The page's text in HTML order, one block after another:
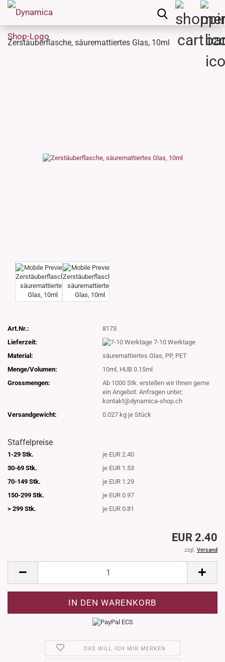
Zerstäuberflasche, säuremattiertes Glas, 10ml
Art.Nr.:
8173
Lieferzeit:
7-10 Werktage
Material:
säuremattiertes Glas, PP, PET
Menge/Volumen:
10ml, HUB 0.15ml
Grossmengen:
Ab 1000 Stk. erstellen wir Ihnen gerne
ein Angebot. Anfragen unter;
kontakt@dynamica-shop.ch
Versandgewicht:
0.027 kg je Stück
Staffelpreise
1-29 Stk.
je EUR 2.40
30-69 Stk.
je EUR 1.53
70-149 Stk.
je EUR 1.29
150-299 Stk.
je EUR 0.97
> 299 Stk.
je EUR 0.81
EUR 2.40
zzgl. Versand
DAS WILL ICH MIR MERKEN